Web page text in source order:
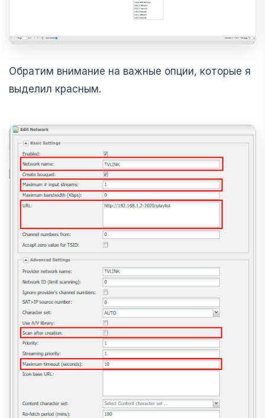
Обратим внимание на важные опции, которые я
выделил красным.